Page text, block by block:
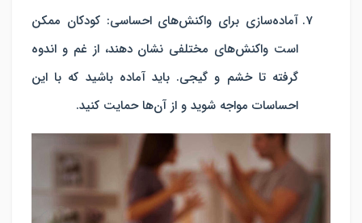
آماده‌سازی برای واکنش‌های احساسی:کودکان ممکن
است واکنش‌های مختلفی نشان دهند، از غم و اندوه
گرفته تا خشم و گیجی. باید آماده باشید که با این
احساسات مواجه شوید و از آن‌ها حمایت کنید.